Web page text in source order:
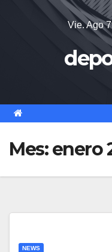
Vie. Ago
Mes:enero
NEWS